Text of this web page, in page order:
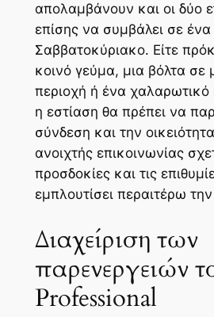
απολαμβάνουν και οι δύο
επίσης να συμβάλει σε ένα
Σαββατοκύριακο. Είτε
κοινό γεύμα, μια βόλτα σε
περιοχή ή ένα χαλαρωτικό
η εστίαση θα πρέπει να
σύνδεση και την
ανοιχτής επικοινωνίας
προσδοκίες και τις
εμπλουτίσει περαιτέρω
Διαχείριση των
παρενεργειών
Professional